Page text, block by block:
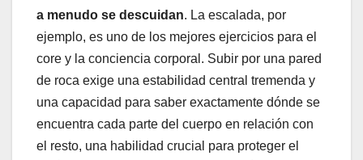
a menudo se descuidan. La escalada, por
ejemplo, es uno de los mejores ejercicios para el
core y la conciencia corporal. Subir por una pared
de roca exige una estabilidad central tremenda y
una capacidad para saber exactamente dónde se
encuentra cada parte del cuerpo en relación con
el resto, una habilidad crucial para proteger el